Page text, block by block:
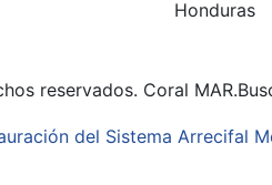
Honduras
reservados. Coral MAR.